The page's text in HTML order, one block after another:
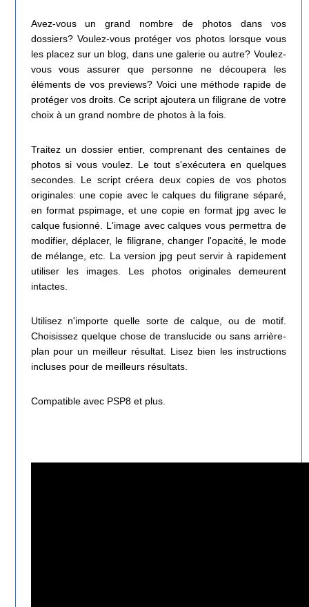
Avez-vous un grand nombre de photos dans vos
dossiers? Voulez-vous protéger vos photos lorsque vous
les placez sur un blog, dans une galerie ou autre? Voulez-
vous vous assurer que personne ne découpera les
éléments de vos previews? Voici une méthode rapide de
protéger vos droits. Ce script ajoutera un filigrane de votre
choix à un grand nombre de photos à la fois.
Traitez un dossier entier, comprenant des centaines de
photos si vous voulez. Le tout s'exécutera en quelques
secondes. Le script créera deux copies de vos photos
originales: une copie avec le calques du filigrane séparé,
en format pspimage, et une copie en format jpg avec le
calque fusionné. L'image avec calques vous permettra de
modifier, déplacer, le filigrane, changer l'opacité, le mode
de mélange, etc. La version jpg peut servir à rapidement
utiliser les images. Les photos originales demeurent
intactes.
Utilisez n'importe quelle sorte de calque, ou de motif.
Choisissez quelque chose de translucide ou sans arrière-
plan pour un meilleur résultat. Lisez bien les instructions
incluses pour de meilleurs résultats.
Compatible avec PSP8 et plus.